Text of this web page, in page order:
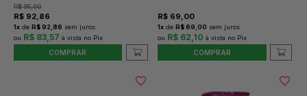
R$95,00
R$ 92,86
1x de R$ 92,86 sem juros
R$ 83,57
COMPRAR
R$ 69,00
1x de R$ 69,00 sem juros
R$ 62,10
COMPRAR